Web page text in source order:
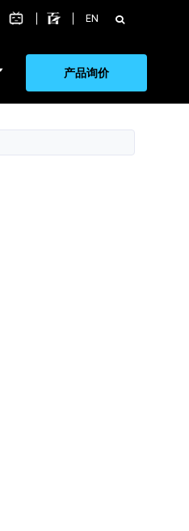
EN 搜
索：
产品询价